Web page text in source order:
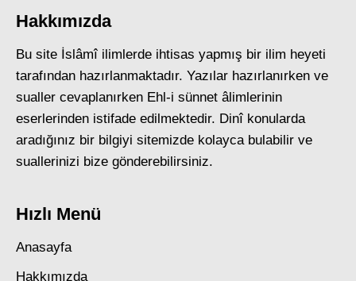
Hakkımızda
Bu site İslâmî ilimlerde ihtisas yapmış bir ilim heyeti
tarafından hazırlanmaktadır. Yazılar hazırlanırken ve
sualler cevaplanırken Ehl-i sünnet âlimlerinin
eserlerinden istifade edilmektedir. Dinî konularda
aradığınız bir bilgiyi sitemizde kolayca bulabilir ve
suallerinizi bize gönderebilirsiniz.
Hızlı Menü
Anasayfa
Hakkımızda